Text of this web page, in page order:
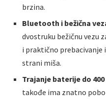
brzina.
Bluetooth i bežična
dvostruku bežičnu vezu
i praktično prebacivanje
strani miša.
Trajanje baterije do
takođe ima znatno